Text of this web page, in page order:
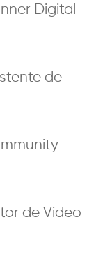
Digital
de
de Video